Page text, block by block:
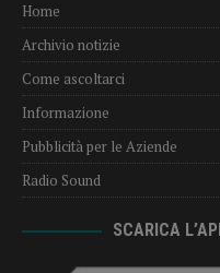
Home
Archivio notizie
Come ascoltarci
Informazione
Pubblicità per le Aziende
Radio Sound
SCARICA